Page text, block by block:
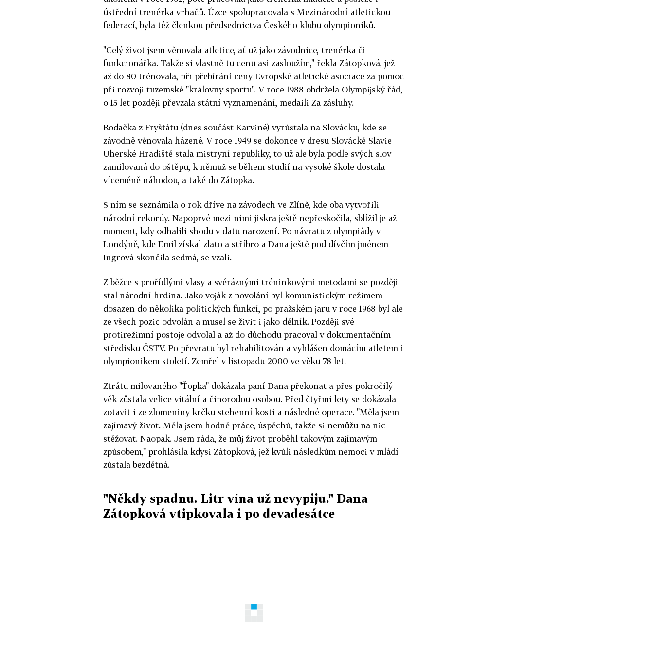
ústřední trenérka vrhačů. Úzce spolupracovala s Mezinárodní atletickou
federací, byla též členkou předsednictva Českého klubu olympioniků.
"Celý život jsem věnovala atletice, ať už jako závodnice, trenérka či
funkcionářka. Takže si vlastně tu cenu asi zasloužím," řekla Zátopková, jež
až do 80 trénovala, při přebírání ceny Evropské atletické asociace za pomoc
při rozvoji tuzemské "královny sportu". V roce 1988 obdržela Olympijský řád,
o 15 let později převzala státní vyznamenání, medaili Za zásluhy.
Rodačka z Fryštátu (dnes součást Karviné) vyrůstala na Slovácku, kde se
závodně věnovala házené. V roce 1949 se dokonce v dresu Slovácké Slavie
Uherské Hradiště stala mistryní republiky, to už ale byla podle svých slov
zamilovaná do oštěpu, k němuž se během studií na vysoké škole dostala
víceméně náhodou, a také do Zátopka.
S ním se seznámila o rok dříve na závodech ve Zlíně, kde oba vytvořili
národní rekordy. Napoprvé mezi nimi jiskra ještě nepřeskočila, sblížil je až
moment, kdy odhalili shodu v datu narození. Po návratu z olympiády v
Londýně, kde Emil získal zlato a stříbro a Dana ještě pod dívčím jménem
Ingrová skončila sedmá, se vzali.
Z běžce s prořídlými vlasy a svéráznými tréninkovými metodami se později
stal národní hrdina. Jako voják z povolání byl komunistickým režimem
dosazen do několika politických funkcí, po pražském jaru v roce 1968 byl ale
ze všech pozic odvolán a musel se živit i jako dělník. Později své
protirežimní postoje odvolal a až do důchodu pracoval v dokumentačním
středisku ČSTV. Po převratu byl rehabilitován a vyhlášen domácím atletem i
olympionikem století. Zemřel v listopadu 2000 ve věku 78 let.
Ztrátu milovaného "Ťopka" dokázala paní Dana překonat a přes pokročilý
věk zůstala velice vitální a činorodou osobou. Před čtyřmi lety se dokázala
zotavit i ze zlomeniny krčku stehenní kosti a následné operace. "Měla jsem
zajímavý život. Měla jsem hodně práce, úspěchů, takže si nemůžu na nic
stěžovat. Naopak. Jsem ráda, že můj život proběhl takovým zajímavým
způsobem," prohlásila kdysi Zátopková, jež kvůli následkům nemoci v mládí
zůstala bezdětná.
"Někdy spadnu. Litr vína už nevypiju." Dana
Zátopková vtipkovala i po devadesátce